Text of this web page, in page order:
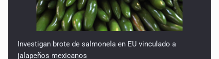
jalapeños mexicanos